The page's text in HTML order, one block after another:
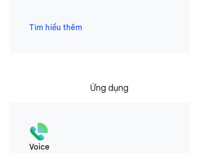
Tìm hiểu thêm
Ứng dụng
Voice